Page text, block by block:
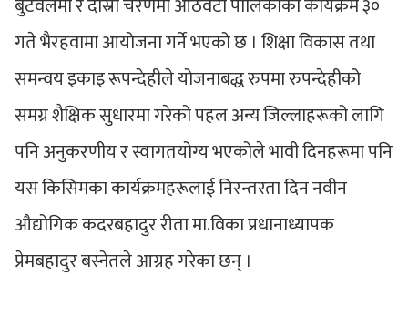
बुटवलमा र दोस्रो चरणमा आठवटा पालिकाको कार्यक्रम ३०
गते भैरहवामा आयोजना गर्ने भएको छ । शिक्षा विकास तथा
समन्वय इकाइ रूपन्देहीले योजनाबद्ध रुपमा रुपन्देहीको
समग्र शैक्षिक सुधारमा गरेको पहल अन्य जिल्लाहरूको लागि
पनि अनुकरणीय र स्वागतयोग्य भएकोले भावी दिनहरूमा पनि
यस किसिमका कार्यक्रमहरूलाई निरन्तरता दिन नवीन
औद्योगिक कदरबहादुर रीता मा.विका प्रधानाध्यापक
प्रेमबहादुर बस्नेतले आग्रह गरेका छन् ।